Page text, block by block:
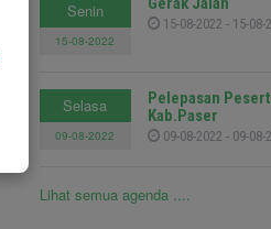
Senin
15-08-2022
15-08-2022 - 15-08-
Selasa
09-08-2022
Pelepasan
Kab.Paser
09-08-2022 - 09-08-
Lihat semua agenda ....